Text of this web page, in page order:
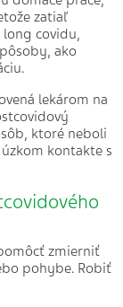
zatiaľ
covidu,
ako
lekárom na
ktoré neboli
kontakte s
zmierniť
pohybe. Robiť